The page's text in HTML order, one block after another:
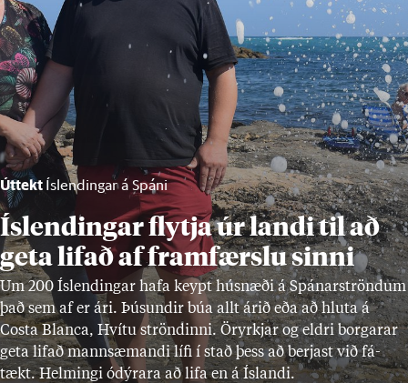
Úttekt Íslendingar á Spáni
Íslendingar flytja úr landi til að
geta lifað af framfærslu sinni
Um 200 Ís­lend­ing­ar hafa keypt hús­næði á Spán­ar­strönd­um
það sem af er ári. Þús­und­ir búa allt ár­ið eða að hluta á
Costa Blanca, Hvítu strönd­inni. Ör­yrkj­ar og eldri borg­ar­ar
geta lif­að mann­sæm­andi lífi í stað þess að berj­ast við fá­
tækt. Helm­ingi ódýr­ara að lifa en á Ís­landi.